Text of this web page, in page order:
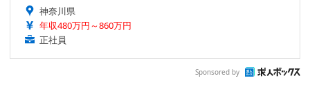
神奈川県
年収480万円～860万円
正社員
Sponsored by